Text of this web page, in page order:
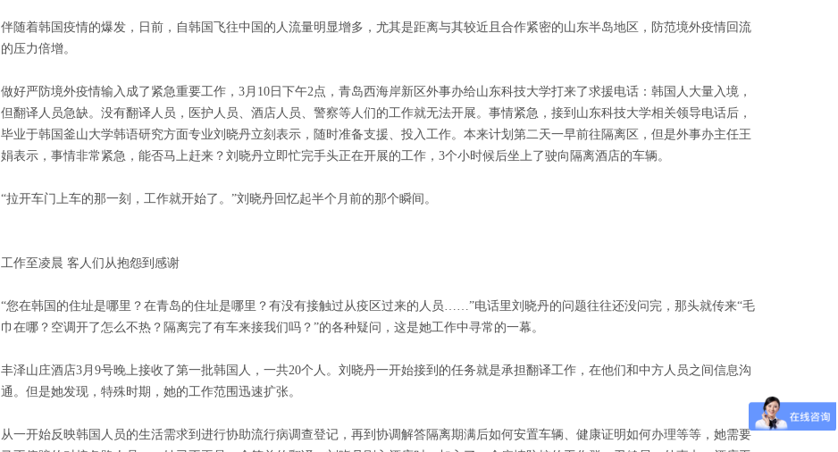
伴随着韩国疫情的爆发，日前，自韩国飞往中国的人流量明显增多，尤其是距离与其较近且合作紧密的山东半岛地区，防范境外疫情回流
的压力倍增。
做好严防境外疫情输入成了紧急重要工作，3月10日下午2点，青岛西海岸新区外事办给山东科技大学打来了求援电话：韩国人大量入境，
但翻译人员急缺。没有翻译人员，医护人员、酒店人员、警察等人们的工作就无法开展。事情紧急，接到山东科技大学相关领导电话后，
毕业于韩国釜山大学韩语研究方面专业刘晓丹立刻表示，随时准备支援、投入工作。本来计划第二天一早前往隔离区，但是外事办主任王
娟表示，事情非常紧急，能否马上赶来？刘晓丹立即忙完手头正在开展的工作，3个小时候后坐上了驶向隔离酒店的车辆。
“拉开车门上车的那一刻，工作就开始了。”刘晓丹回忆起半个月前的那个瞬间。
工作至凌晨 客人们从抱怨到感谢
“您在韩国的住址是哪里？在青岛的住址是哪里？有没有接触过从疫区过来的人员……”电话里刘晓丹的问题往往还没问完，那头就传来“毛
巾在哪？空调开了怎么不热？隔离完了有车来接我们吗？”的各种疑问，这是她工作中寻常的一幕。
丰泽山庄酒店3月9号晚上接收了第一批韩国人，一共20个人。刘晓丹一开始接到的任务就是承担翻译工作，在他们和中方人员之间信息沟
通。但是她发现，特殊时期，她的工作范围迅速扩张。
从一开始反映韩国人员的生活需求到进行协助流行病调查登记，再到协调解答隔离期满后如何安置车辆、健康证明如何办理等等，她需要